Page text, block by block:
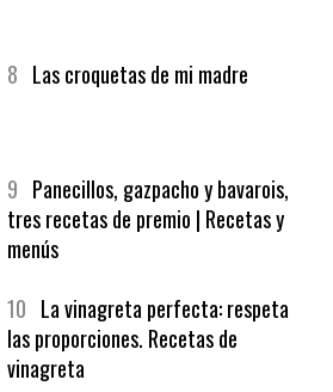
8 Las croquetas de mi madre
9 Panecillos, gazpacho y bavarois,
tres recetas de premio | Recetas y
menús
10 La vinagreta perfecta: respeta
las proporciones. Recetas de
vinagreta